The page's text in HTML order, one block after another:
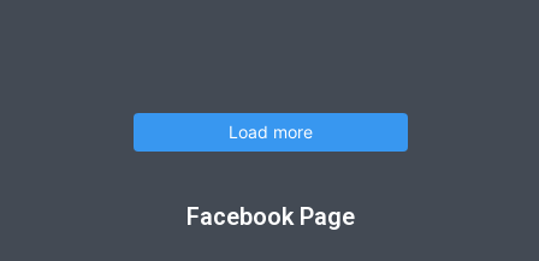
Load more
Facebook Page